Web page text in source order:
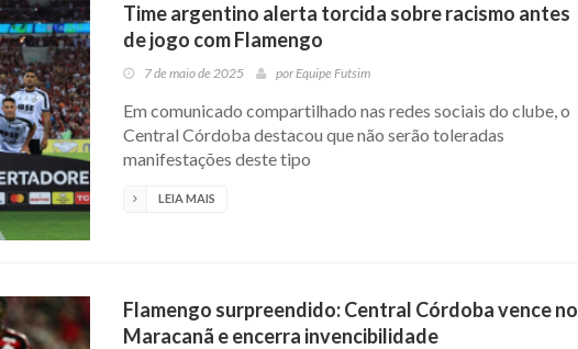
Time argentino alerta torcida sobre racismo antes
de jogo com Flamengo
7 de maio de 2025 porEquipe Futsim
Em comunicado compartilhado nas redes sociais do clube, o
Central Córdoba destacou que não serão toleradas
manifestações deste tipo
LEIA MAIS
Flamengo surpreendido: Central Córdoba vence no
Maracanã e encerra invencibilidade